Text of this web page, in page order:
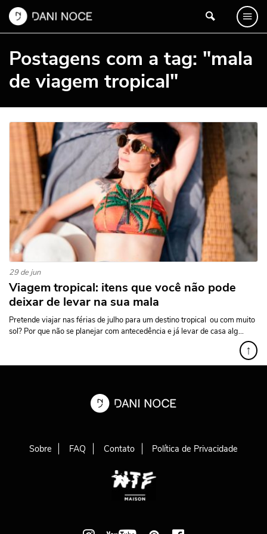
Postagens com a tag: "mala
de viagem tropical"
29 de jun
Viagem tropical: itens que você não pode
deixar de levar na sua mala
Pretende viajar nas férias de julho para um destino tropical ou com muito
sol? Por que não se planejar com antecedência e já levar de casa alg...
↑
Sobre FAQ Contato Política de Privacidade